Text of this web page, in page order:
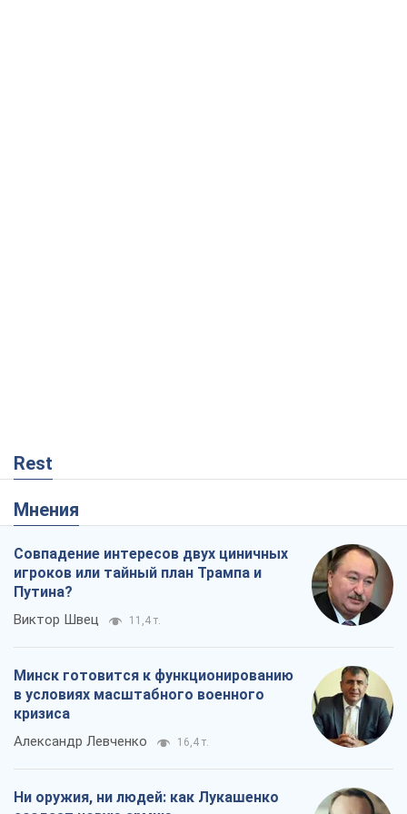
Rest
Мнения
Совпадение интересов двух циничных
игроков или тайный план Трампа и
Путина?
Виктор Швец 11,4 т.
Минск готовится к функционированию
в условиях масштабного военного
кризиса
Александр Левченко 16,4 т.
Ни оружия, ни людей: как Лукашенко